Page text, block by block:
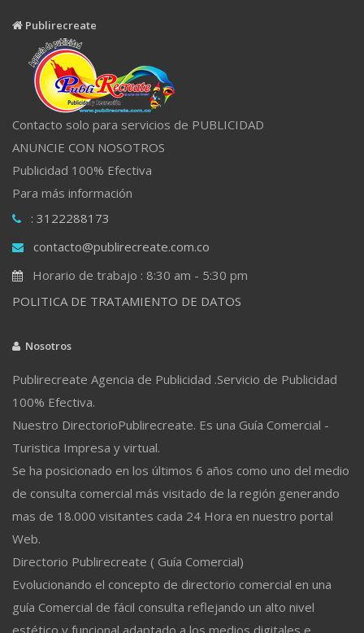
Publirecreate
Contacto solo para servicios de PUBLICIDAD
ANUNCIE CON NOSOTROS
Publicidad 100% Efectiva
Para más información
: 3122288173
contacto@publirecreate.com.co
Horario de trabajo : 8:30 am - 5:30 pm
POLITICA DE TRATAMIENTO DE DATOS
Nosotros
Publirecreate Agencia de Publicidad .Servicio de Publicidad
100% Efectiva.
Nuestro DirectorioPublirecreate. Es una Guía Comercial -
Turistica Impresa y virtual.
Se ha posicionado en los últimos 6 años como uno del medio
de consulta comercial más visitado de la región generando
mas de 18.000 visitantes cada 24 Hora en nuestro portal
Web.
Directorio Publirecreate ( Guía Comercial)
Evolucionando el concepto de directorio comercial en una
guía Comercial de fácil consulta reflejando un alto nivel
estético y funcional adaptado a los medios digitales e